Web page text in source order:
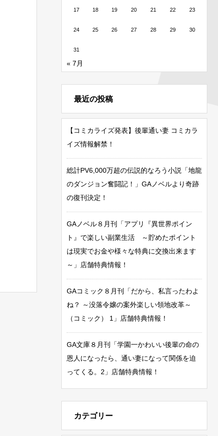
17 18 19 20 21 22 23
24 25 26 27 28 29 30
31
« 7月
最近の投稿
【コミカライズ発表】後輩通い妻 コミカラ
イズ情報解禁！
総計PV6,000万超の伝説的なろう小説「地龍
のダンジョン奮闘記！」GAノベルより奇跡
の復刊決定！
GAノベル８月刊「アプリ『異世界ポイン
ト』で楽しい副業生活 ～貯めたポイント
は現実でお金や様々な特典に交換出来ます
～」店舗特典情報！
GAコミック８月刊「だから、私言ったわよ
ね？ ～没落令嬢の案外楽しい領地改革～
（コミック） 1」店舗特典情報！
GA文庫８月刊「学園一かわいい後輩の命の
恩人になったら、通い妻になって関係を迫
ってくる。2」店舗特典情報！
カテゴリー